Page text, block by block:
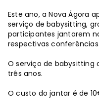
Este ano, a Nova Ágora
serviço de babysitting,
participantes jantarem
respectivas conferências.
O serviço de babysitting
três anos.
O custo do jantar é de